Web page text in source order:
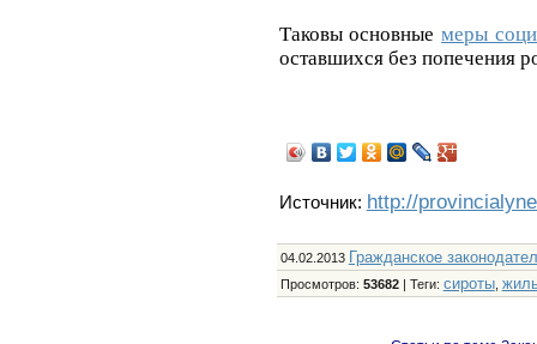
Таковы основныемеры
оставшихся без попечения
Источник: http://
04.02.2013 Гражданское
Просмотров: 53682| Теги: сироты,